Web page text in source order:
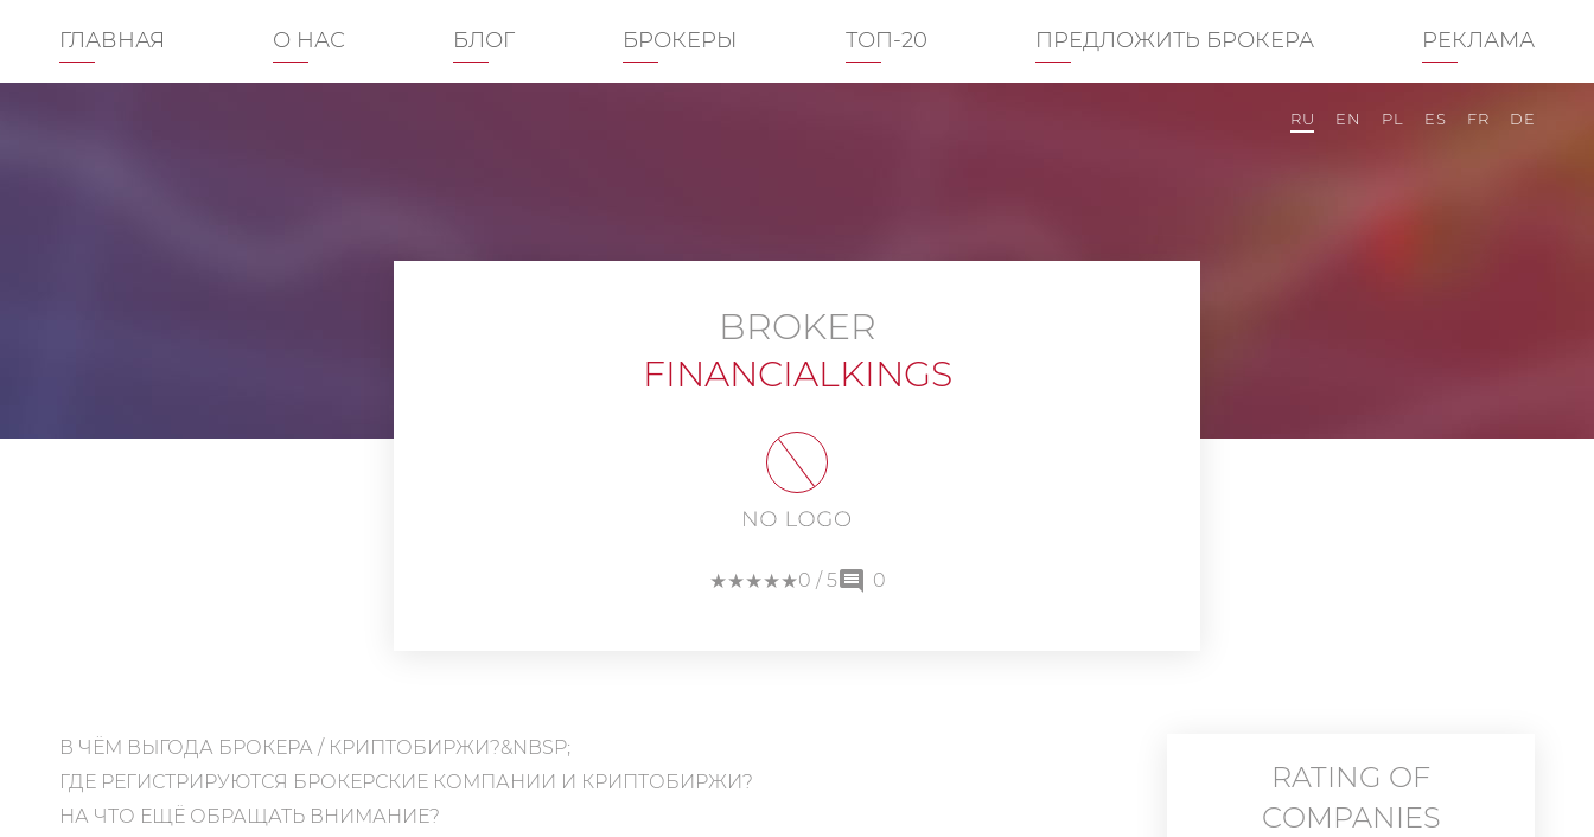
ГЛАВНАЯ О НАС БЛОГ БРОКЕРЫ ТОП-20 ПРЕДЛОЖИТЬ БРОКЕРА РЕКЛАМА
RU EN PL ES FR DE
BROKER
FINANCIALKINGS
★★
★★
★★
★★
★★
0 / 5 0
В ЧЁМ ВЫГОДА БРОКЕРА / КРИПТОБИРЖИ?&NBSP;
ГДЕ РЕГИСТРИРУЮТСЯ БРОКЕРСКИЕ КОМПАНИИ И КРИПТОБИРЖИ?
НА ЧТО ЕЩЁ ОБРАЩАТЬ ВНИМАНИЕ?
RATING OF
COMPANIES